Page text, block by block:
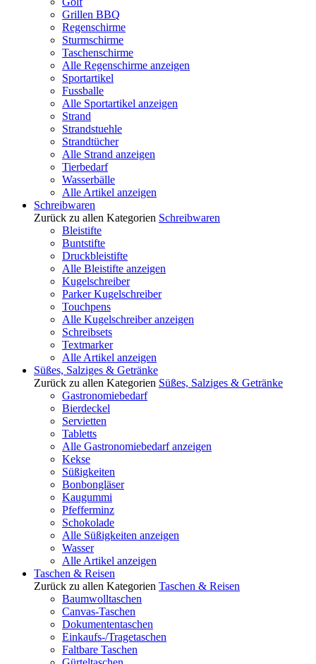
Grillen BBQ
Regenschirme
Sturmschirme
Taschenschirme
Alle Regenschirme anzeigen
Sportartikel
Fussballe
Alle Sportartikel anzeigen
Strand
Strandstuehle
Strandtücher
Alle Strand anzeigen
Tierbedarf
Wasserbälle
Alle Artikel anzeigen
Schreibwaren
Zurück zu allen Kategorien Schreibwaren
Bleistifte
Buntstifte
Druckbleistifte
Alle Bleistifte anzeigen
Kugelschreiber
Parker Kugelschreiber
Touchpens
Alle Kugelschreiber anzeigen
Schreibsets
Textmarker
Alle Artikel anzeigen
Süßes, Salziges & Getränke
Zurück zu allen Kategorien Süßes, Salziges & Getränke
Gastronomiebedarf
Bierdeckel
Servietten
Tabletts
Alle Gastronomiebedarf anzeigen
Kekse
Süßigkeiten
Bonbongläser
Kaugummi
Pfefferminz
Schokolade
Alle Süßigkeiten anzeigen
Wasser
Alle Artikel anzeigen
Taschen & Reisen
Zurück zu allen Kategorien Taschen & Reisen
Baumwolltaschen
Canvas-Taschen
Dokumententaschen
Einkaufs-/Tragetaschen
Faltbare Taschen